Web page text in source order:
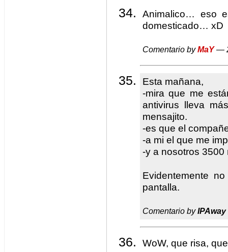
Animalico… eso
domesticado… xD
Comentario byMaY—
Esta mañana,
-mira que me
antivirus lleva
mensajito.
-es que el
-a mi el que me
-y a nosotros 3500
Evidentemente
pantalla.
Comentario byIPAway
WoW, que risa,